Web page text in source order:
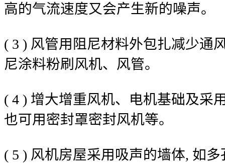
高的气流速度又会产生新的噪声。
( 3 ) 风管用阻尼材料外包扎减少通
尼涂料粉刷风机、风管。
( 4 ) 增大增重风机、电机基础及采
也可用密封罩密封风机等。
( 5 ) 风机房屋采用吸声的墙体, 如